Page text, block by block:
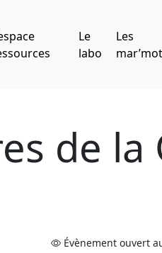
Le
labo
Les
de la
Évènement ouvert